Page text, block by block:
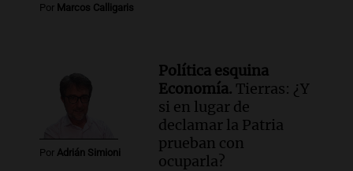
Por Marcos Calligaris
Por Adrián Simioni
Política esquina
Economía. Tierras: ¿Y
si en lugar de
declamar la Patria
prueban con
ocuparla?